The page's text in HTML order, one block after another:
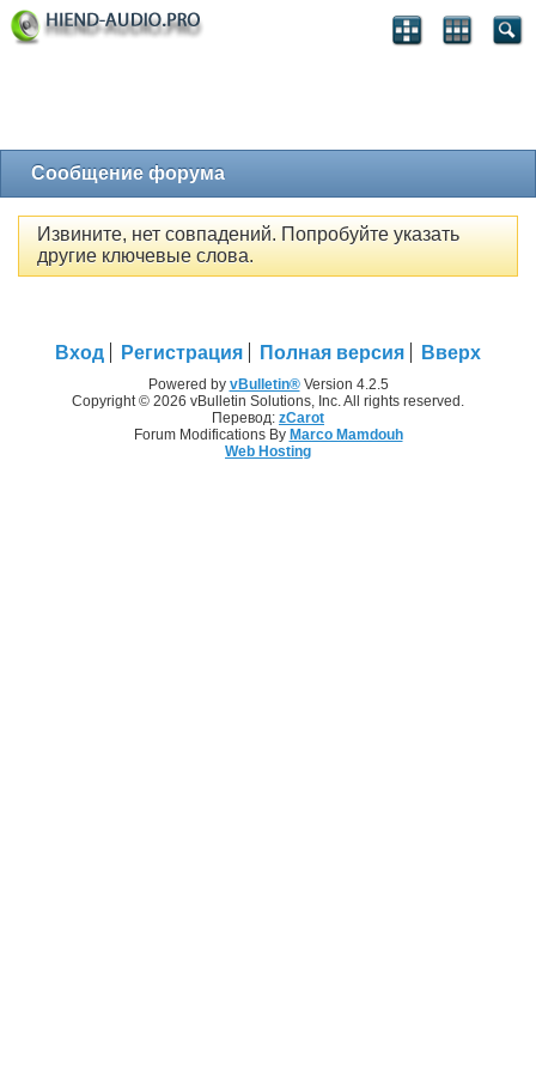
Сообщение форума
Извините, нет совпадений. Попробуйте указать
другие ключевые слова.
Вход Регистрация Полная версия Вверх
Powered by vBulletin®Version 4.2.5
Copyright © 2026 vBulletin Solutions, Inc. All rights reserved.
Перевод: zCarot
Forum Modifications By Marco Mamdouh
Web Hosting